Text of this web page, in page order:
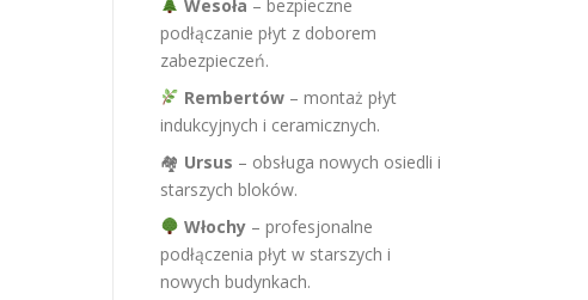
Wesoła – bezpieczne
podłączanie płyt z doborem
zabezpieczeń.
Rembertów– montaż płyt
indukcyjnych i ceramicznych.
🏘 Ursus – obsługa nowych osiedli i
starszych bloków.
Włochy– profesjonalne
podłączenia płyt w starszych i
nowych budynkach.